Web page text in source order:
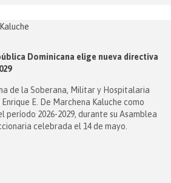
Dominicana elige nueva directiva
de la Soberana, Militar y Hospitalaria
E. De Marchena Kaluche como
período 2026-2029, durante su Asamblea
celebrada el 14 de mayo.